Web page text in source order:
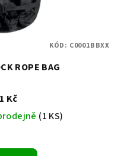
ROPE BAG
Kč
(1 KS)
KÓD: C0001BBXX